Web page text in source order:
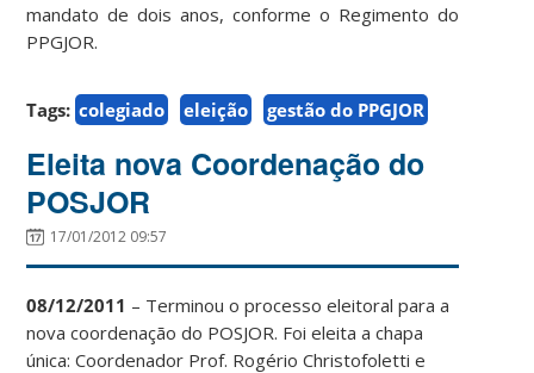
mandato de dois anos, conforme o Regimento do
PPGJOR.
Tags: colegiado eleição gestão do PPGJOR
Eleita nova Coordenação do
POSJOR
17/01/2012 09:57
08/12/2011 – Terminou o processo eleitoral para a
nova coordenação do POSJOR. Foi eleita a chapa
única: Coordenador Prof. Rogério Christofoletti e